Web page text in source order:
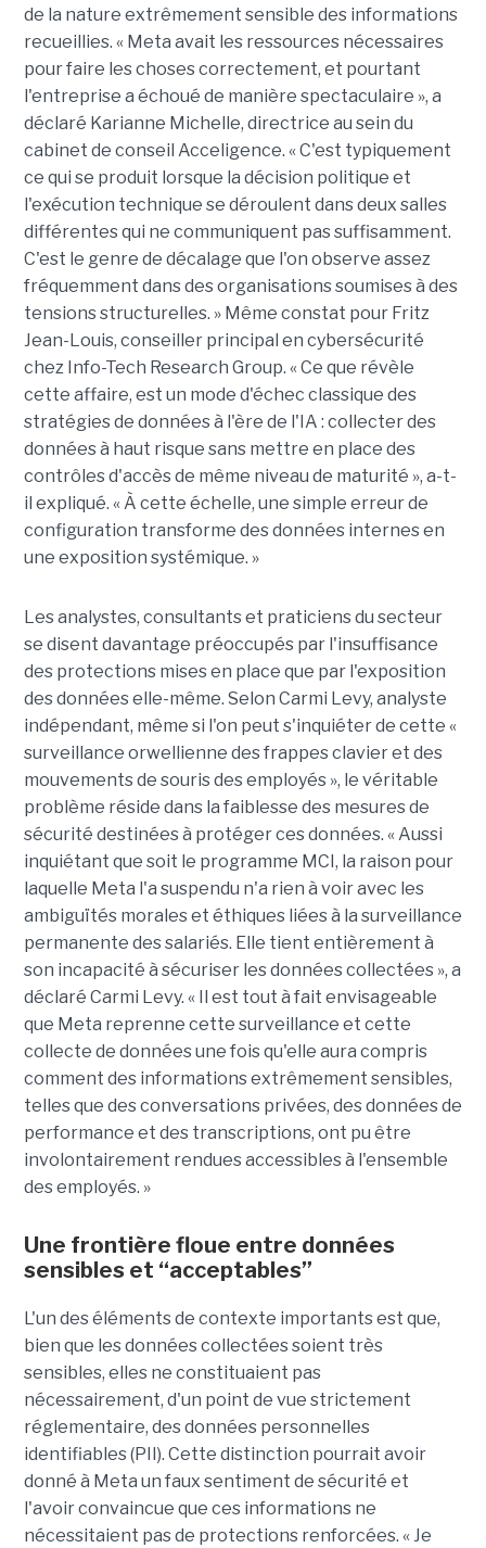
de la nature extrêmement sensible des informations
recueillies. « Meta avait les ressources nécessaires
pour faire les choses correctement, et pourtant
l'entreprise a échoué de manière spectaculaire », a
déclaré Karianne Michelle, directrice au sein du
cabinet de conseil Acceligence. « C'est typiquement
ce qui se produit lorsque la décision politique et
l'exécution technique se déroulent dans deux salles
différentes qui ne communiquent pas suffisamment.
C'est le genre de décalage que l'on observe assez
fréquemment dans des organisations soumises à des
tensions structurelles. » Même constat pour Fritz
Jean-Louis, conseiller principal en cybersécurité
chez Info-Tech Research Group. « Ce que révèle
cette affaire, est un mode d'échec classique des
stratégies de données à l'ère de l'IA : collecter des
données à haut risque sans mettre en place des
contrôles d'accès de même niveau de maturité », a-t-
il expliqué. « À cette échelle, une simple erreur de
configuration transforme des données internes en
une exposition systémique. »
Les analystes, consultants et praticiens du secteur
se disent davantage préoccupés par l'insuffisance
des protections mises en place que par l'exposition
des données elle-même. Selon Carmi Levy, analyste
indépendant, même si l'on peut s'inquiéter de cette «
surveillance orwellienne des frappes clavier et des
mouvements de souris des employés », le véritable
problème réside dans la faiblesse des mesures de
sécurité destinées à protéger ces données. « Aussi
inquiétant que soit le programme MCI, la raison pour
laquelle Meta l'a suspendu n'a rien à voir avec les
ambiguïtés morales et éthiques liées à la surveillance
permanente des salariés. Elle tient entièrement à
son incapacité à sécuriser les données collectées », a
déclaré Carmi Levy. « Il est tout à fait envisageable
que Meta reprenne cette surveillance et cette
collecte de données une fois qu'elle aura compris
comment des informations extrêmement sensibles,
telles que des conversations privées, des données de
performance et des transcriptions, ont pu être
involontairement rendues accessibles à l'ensemble
des employés. »
Une frontière floue entre données
sensibles et “acceptables”
L'un des éléments de contexte importants est que,
bien que les données collectées soient très
sensibles, elles ne constituaient pas
nécessairement, d'un point de vue strictement
réglementaire, des données personnelles
identifiables (PII). Cette distinction pourrait avoir
donné à Meta un faux sentiment de sécurité et
l'avoir convaincue que ces informations ne
nécessitaient pas de protections renforcées. « Je